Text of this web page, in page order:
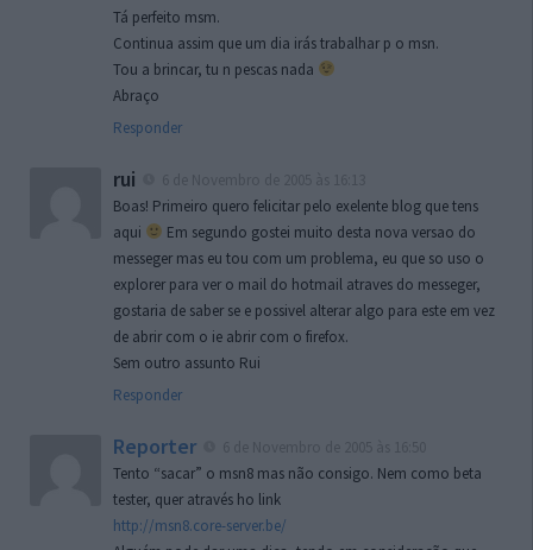
Tá perfeito msm.
Continua assim que um dia irás trabalhar p o msn.
Tou a brincar, tu n pescas nada
Abraço
Responder
rui
Boas! Primeiro quero felicitar pelo exelente blog que tens
aqui
Em segundo gostei muito desta nova versao do
messeger mas eu tou com um problema, eu que so uso o
explorer para ver o mail do hotmail atraves do messeger,
gostaria de saber se e possivel alterar algo para este em vez
de abrir com o ie abrir com o firefox.
Sem outro assunto Rui
Responder
Reporter
Tento “sacar” o msn8 mas não consigo. Nem como beta
tester, quer através ho link
http://msn8.core-server.be/